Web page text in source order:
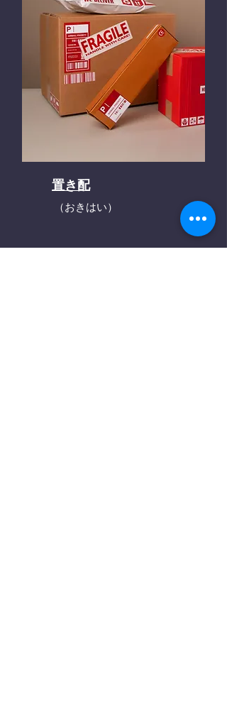
置き配
（おきはい）